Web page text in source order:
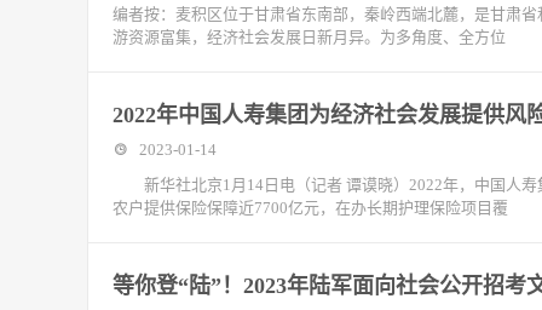
编者按：麦积区位于甘肃省东南部，秦岭西端北麓，是甘肃
游资源富集，经济社会发展日新月异。为多角度、全方位
2022年中国人寿集团为经济社会发展提供风
2023-01-14
新华社北京1月14日电（记者 谭谟晓）2022年，中国人寿
农户提供保险保障近7700亿元，在办长期护理保险项目覆
等你登“陆”！2023年陆军面向社会公开招考